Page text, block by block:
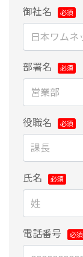
御社名
部署名
役職名
氏名
電話番号